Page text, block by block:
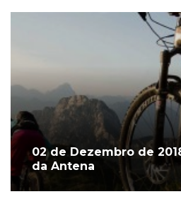
02 de Dezembro de
da Antena